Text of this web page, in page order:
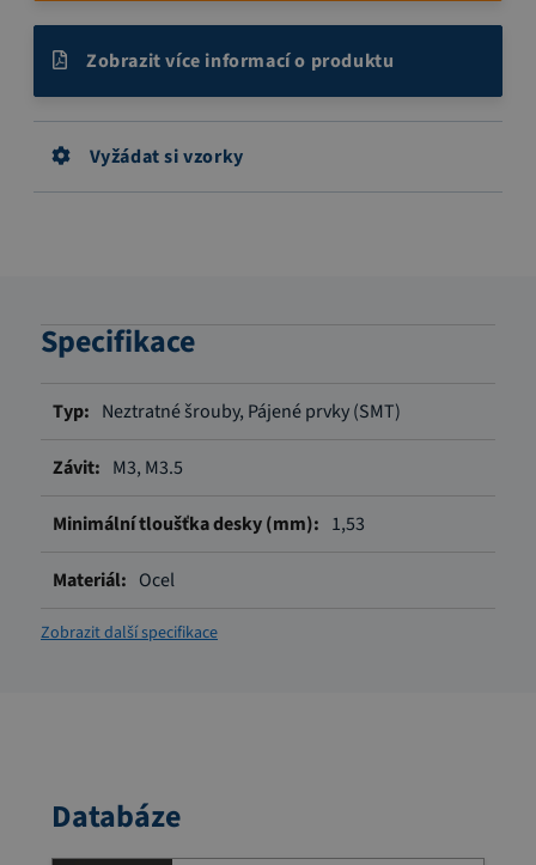
Zobrazit více informací o produktu
Vyžádat si vzorky
Specifikace
informacíNeztratné šrouby, Pájené prvky (SMT)
M3, M3.5
1,53
Ocel
Zobrazit další specifikace
Databáze